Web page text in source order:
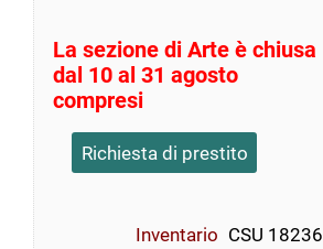
La sezione di Arte è chiusa
dal 10 al 31 agosto
compresi
Richiesta di prestito
Inventario CSU 18236